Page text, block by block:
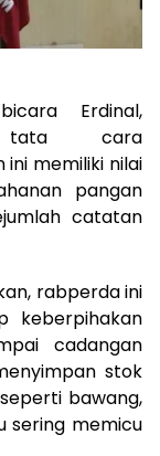
Erdinal,
tata cara
memiliki nilai
pangan
catatan
rabperda ini
keberpihakan
cadangan
stok
bawang,
sering memicu